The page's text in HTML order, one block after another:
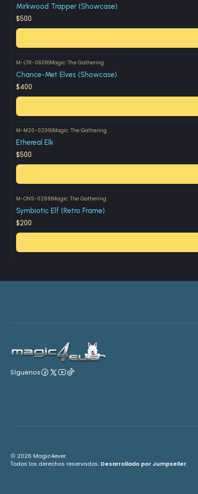
Mirkwood Trapper (Showcase)
$500
M-LTR-0608|Magic: The Gathering
Chance-Met Elves (Showcase)
$400
M-M20-0299|Magic: The Gathering
Ethereal Elk
$500
M-ONS-0288|Magic: The Gathering
Symbiotic Elf (Retro Frame)
$200
Síguenos
2026 Magic4ever.
Todos los derechos reservados. Desarrollado por Jumpseller.